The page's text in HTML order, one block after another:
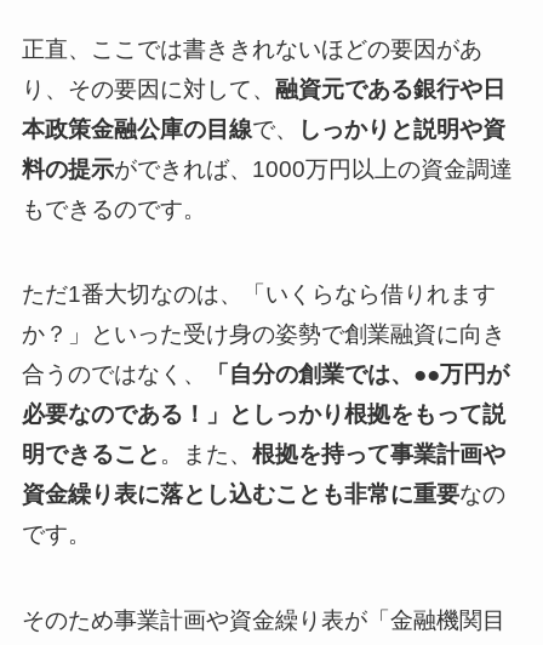
正直、ここでは書ききれないほどの要因があ
り、その要因に対して、 融資元である銀行や日
本政策金融公庫の目線で、
しっかりと説明や資
料の提示ができれば、1000万円以上の資金調達
もできるのです。
ただ1番大切なのは、「いくらなら借りれます
か？」といった受け身の姿勢で創業融資に向き
合うのではなく、
「自分の創業では、●●万円が
必要なのである！」としっかり根拠をもって説
明できること 。また、 根拠を持って事業計画や
資金繰り表に落とし込むことも非常に重要なの
です。
そのため事業計画や資金繰り表が「金融機関目